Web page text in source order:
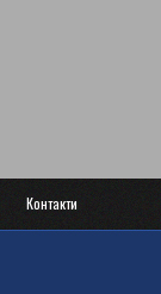
Контакти